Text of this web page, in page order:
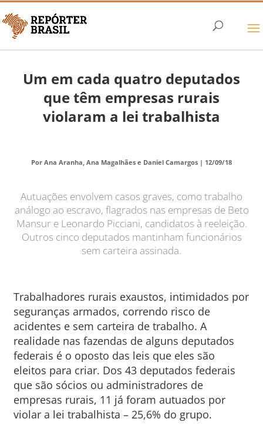
Um em cada quatro deputados
que têm empresas rurais
violaram a lei trabalhista
Por Ana Aranha, Ana Magalhães e Daniel Camargos | 12/09/18
Autuações envolvem casos graves, como trabalho
análogo ao escravo, flagrados nas empresas de Beto
Mansur e Leonardo Picciani, candidatos à reeleição.
Outros cinco deputados mantinham funcionários
sem carteira assinada.
Trabalhadores rurais exaustos, intimidados por
seguranças armados, correndo risco de
acidentes e sem carteira de trabalho. A
realidade nas fazendas de alguns deputados
federais é o oposto das leis que eles são
eleitos para criar. Dos 43 deputados federais
que são sócios ou administradores de
empresas rurais, 11 já foram autuados por
violar a lei trabalhista – 25,6% do grupo.